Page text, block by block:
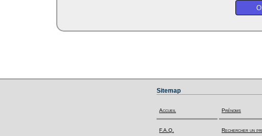
Sitemap
Accueil
F.A.Q.
Prénoms
Rechercher un